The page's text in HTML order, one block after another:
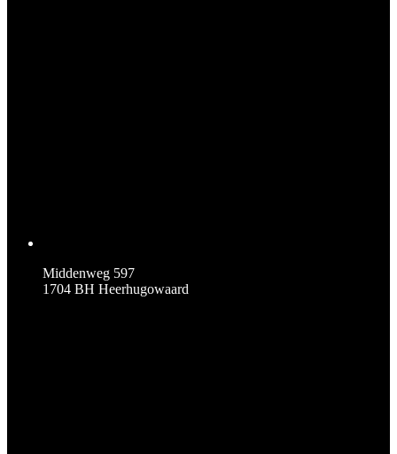
Middenweg 597
1704 BH Heerhugowaard